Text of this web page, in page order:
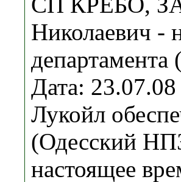
Николаевич -
департамента (
Дата:
Лукойл
(Одесский
настоящее